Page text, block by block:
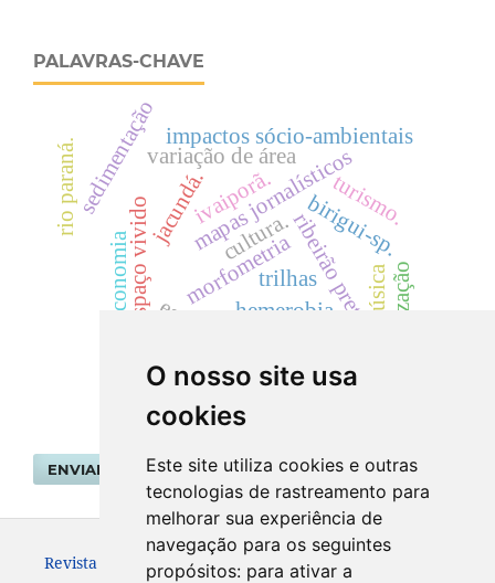
O nosso site usa
cookies
Este site utiliza cookies e outras
tecnologias de rastreamento para
melhorar sua experiência de
navegação para os seguintes
propósitos: para ativar a
PALAVRAS-CHAVE
mapas jornalísticos
birigui-sp.
impactos sócio-ambientais
jacundá.
ribeirão preto.
espaço vivido cultura.
variação de área
geoeconomia
turismo.
morfometria
trilhas
sedimentação
hemerobia. tribalização
escola
rio paraná. ivaiporã.
música
ENVIAR SUBMISSÃO
Revista Geografar ISSN: 1981-089X